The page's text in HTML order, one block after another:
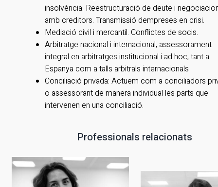
insolvència. Reestructuració de deute i
amb creditors. Transmissió dempreses en crisi.
Mediació civil i mercantil. Conflictes de socis.
Arbitratge nacional i internacional, assessorament
integral en arbitratges institucional i ad hoc, tant a
Espanya com a talls arbitrals internacionals
Conciliació privada: Actuem com a conciliadors
o assessorant de manera individual les parts que
intervenen en una conciliació.
Professionals relacionats